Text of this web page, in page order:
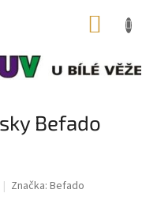
Befado
Značka: Befado